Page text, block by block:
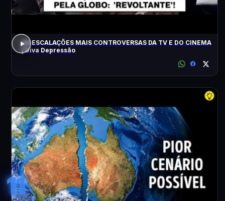
AS ESCALAÇÕES MAIS CONTROVERSAS DA TV E DO CINEMA
| Diva Depressão
11